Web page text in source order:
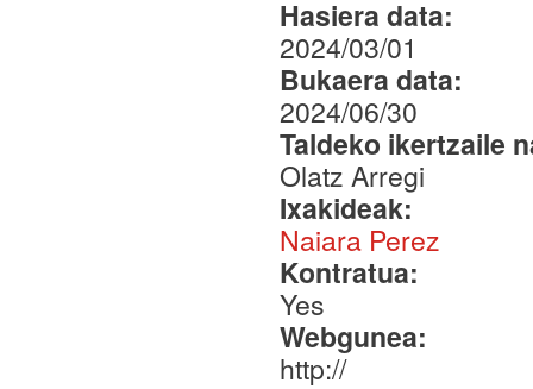
Hasiera data:
2024/03/01
Bukaera data:
2024/06/30
Taldeko ikertzaile
Olatz Arregi
Ixakideak:
Naiara Perez
Kontratua:
Yes
Webgunea:
http://